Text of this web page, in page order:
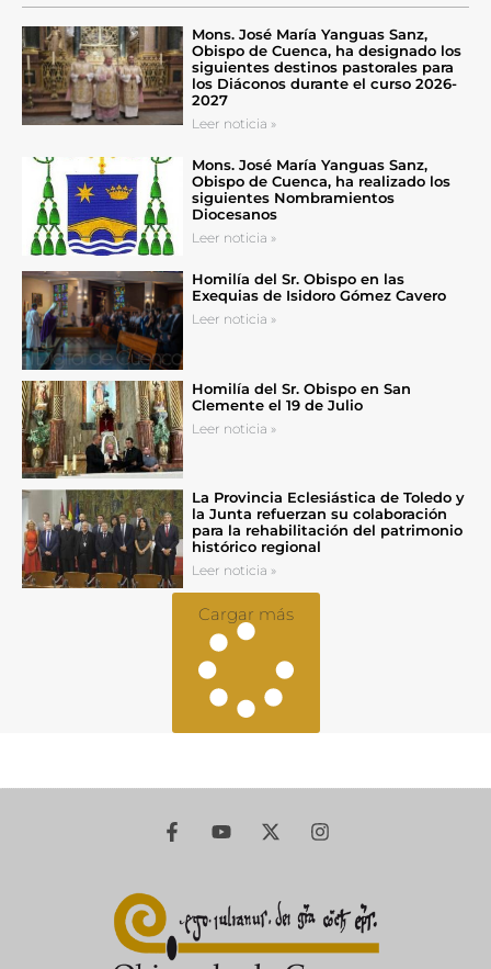
Mons. José María Yanguas Sanz,
Obispo de Cuenca, ha designado los
siguientes destinos pastorales para
los Diáconos durante el curso 2026-
2027
Leer noticia »
Mons. José María Yanguas Sanz,
Obispo de Cuenca, ha realizado los
siguientes Nombramientos
Diocesanos
Leer noticia »
Homilía del Sr. Obispo en las
Exequias de Isidoro Gómez Cavero
Leer noticia »
Homilía del Sr. Obispo en San
Clemente el 19 de Julio
Leer noticia »
La Provincia Eclesiástica de Toledo y
la Junta refuerzan su colaboración
para la rehabilitación del patrimonio
histórico regional
Leer noticia »
Cargar más